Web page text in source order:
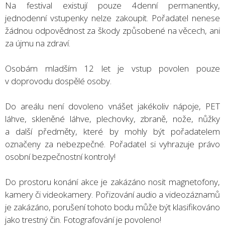
Na festival existují pouze 4denní permanentky,
jednodenní vstupenky nelze zakoupit. Pořadatel nenese
žádnou odpovědnost za škody způsobené na věcech, ani
za újmu na zdraví.
Osobám mladším 12 let je vstup povolen pouze
v doprovodu dospělé osoby.
Do areálu není dovoleno vnášet jakékoliv nápoje, PET
láhve, skleněné láhve, plechovky, zbraně, nože, nůžky
a další předměty, které by mohly být pořadatelem
označeny za nebezpečné. Pořadatel si vyhrazuje právo
osobní bezpečnostní kontroly!
Do prostoru konání akce je zakázáno nosit magnetofony,
kamery či videokamery. Pořizování audio a videozáznamů
je zakázáno, porušení tohoto bodu může být klasifikováno
jako trestný čin. Fotografování je povoleno!